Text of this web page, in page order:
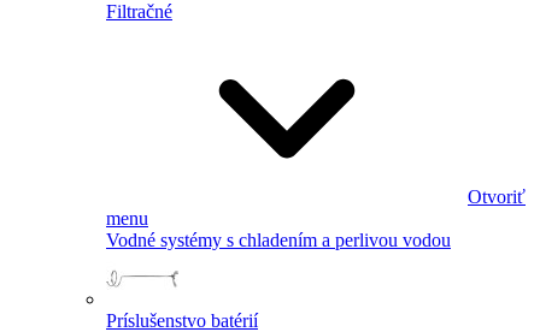
Filtračné
Otvoriť
menu
Vodné systémy s chladením a perlivou vodou
Príslušenstvo batérií